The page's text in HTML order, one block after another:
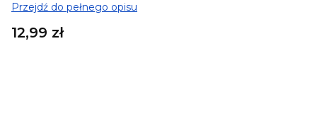
Przejdź do pełnego opisu
Cena
12,99 zł